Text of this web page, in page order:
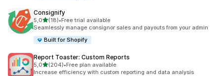
Consignify
5,05 yıldız üzerinden
(18)
toplam 18 değerlendirme
•Free trial available
Seamlessly manage consignor sales and payouts from your admin
Built for Shopify
Report Toaster: Custom Reports
5,05 yıldız üzerinden
(204)
toplam 204 değerlendirme
•Free plan available
Increase efficiency with custom reporting and data analysis